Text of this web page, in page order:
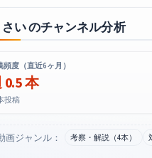
い のチャンネル分析
頻度（直近6ヶ月）
0.5 本
投稿
画ジャンル： 考察・解説（4本）